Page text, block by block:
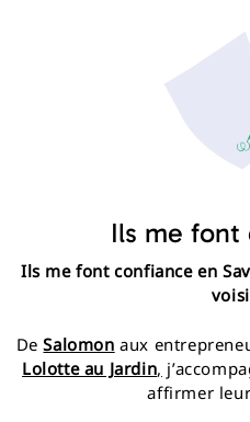
Ils me font
Ils me font confiance en
DeSalomon aux
Lolotte au Jardin,
affirmer